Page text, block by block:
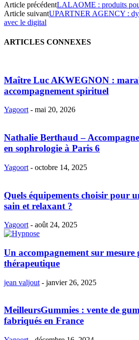
Article précédentLALAOME : produits
Article suivantUPARTNER AGENCY :
avec le digital
ARTICLES CONNEXES
Maître Luc AKWEGNON :
accompagnement spirituel
Yagoort - mai 20, 2026
Nathalie Berthaud –
en sophrologie à Paris 6
Yagoort - octobre 14, 2025
Quels équipements choisir pour
sain et relaxant ?
Yagoort - août 24, 2025
Un accompagnement sur mesure
thérapeutique
jean valjout - janvier 26, 2025
MeilleursGummies : vente de
fabriqués en France